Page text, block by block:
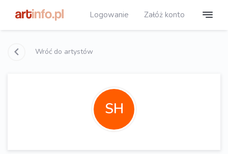
Logowanie Załóż konto
Wróć do artystów
SH